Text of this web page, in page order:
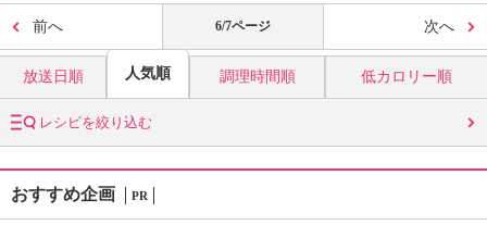
前へ 6/7ページ 次へ
放送日順 人気順 調理時間順 低カロリー順
レシピを絞り込む
おすすめ企画 PR